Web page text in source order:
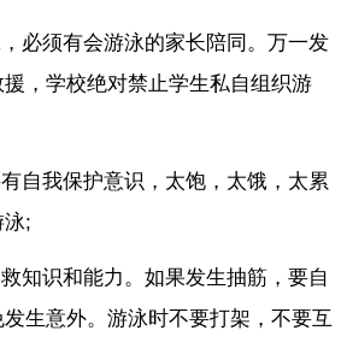
必须有会游泳的家长陪同。万一发
，学校绝对禁止学生私自组织游
自我保护意识，太饱，太饿，太累
泳;
知识和能力。如果发生抽筋，要自
生意外。游泳时不要打架，不要互